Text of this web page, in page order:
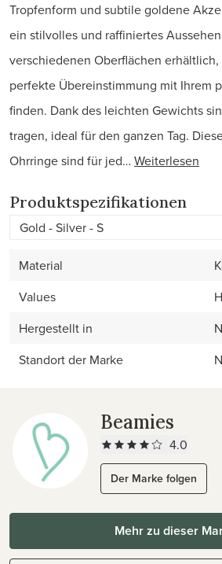
Tropfenform und subtile goldene
ein stilvolles und raffiniertes
verschiedenen Oberflächen erhältlich,
perfekte Übereinstimmung mit Ihrem
finden. Dank des leichten Gewichts
tragen, ideal für den ganzen Tag.
Ohrringe sind für jed… Weiterlesen
Produktspezifikationen
Material
Values
Hergestellt in
Standort der Marke
Beamies
4.0
Der Marke folgen
Mehr zu dieser